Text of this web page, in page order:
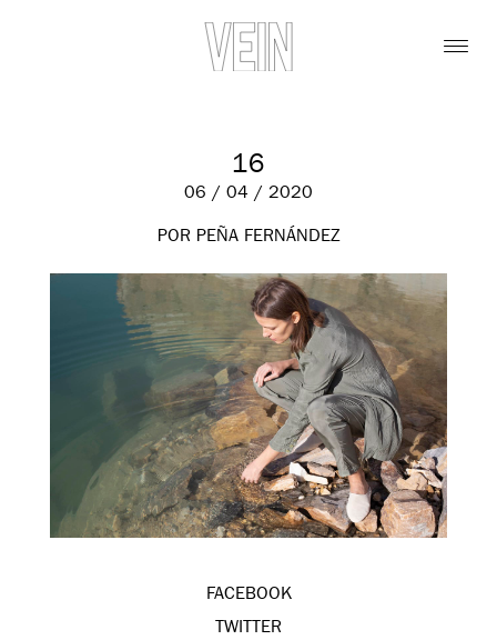
16
06 / 04 / 2020
POR PEÑA FERNÁNDEZ
FACEBOOK
TWITTER